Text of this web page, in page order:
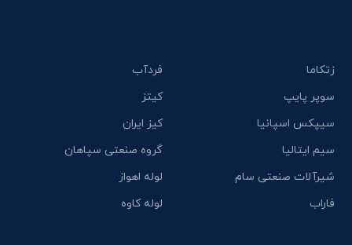
زتکاما
سوپر پایپ
سیپکس اسپانیا
سیم ایتالیا
شیرآلات صنعتی سام
فاراب
فردآب
کیتز
کیز ایران
گروه صنعتی سپاهان
لوله اهواز
لوله کاوه